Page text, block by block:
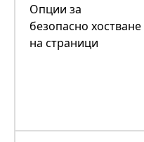
Опции за
безопасно хостване
на страници